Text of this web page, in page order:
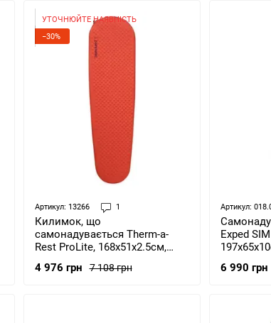
УТОЧНЮЙТЕ НАЯВНІСТЬ
−30%
Артикул: 13266 1
Килимок, що
самонадувається Therm-a-
Rest ProLite, 168х51х2.5см,
7 108 грн
4 976 грн
Артикул:
Exped
6 990 грн